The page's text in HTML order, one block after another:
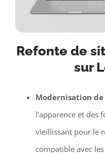
Refonte de
sur
Modernisation de
l’apparence et des
vieillissant pour le
compatible avec